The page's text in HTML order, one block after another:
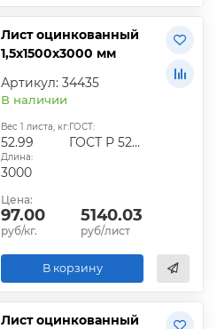
Лист оцинкованный
1,5х1500х3000 мм
Артикул: 34435
В наличии
Вес 1 листа, кг:
52.99
ГОСТ:
ГОСТ Р 52246-2016
Длина:
3000
Цена:
97.00
руб/кг.
5140.03
руб/лист
В корзину
Лист оцинкованный